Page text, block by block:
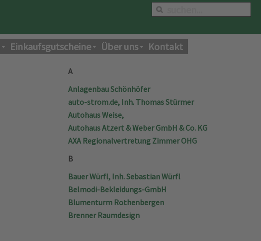
Einkaufsgutscheine Über uns Kontakt
A
Anlagenbau Schönhöfer
auto-strom.de, Inh. Thomas Stürmer
Autohaus Weise,
Autohaus Atzert & Weber GmbH & Co. KG
AXA Regionalvertretung Zimmer OHG
B
Bauer Würfl, Inh. Sebastian Würfl
Belmodi-Bekleidungs-GmbH
Blumenturm Rothenbergen
Brenner Raumdesign